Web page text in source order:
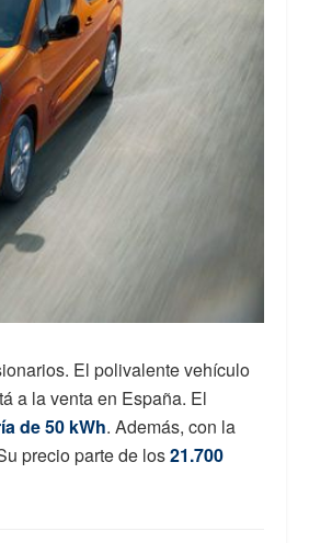
El polivalente vehículo
a la venta en España. El
de 50 kWh. Además, con la
precio parte de los21.700